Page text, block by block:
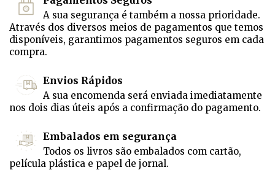
A sua segurança é também a nossa prioridade.
Através dos diversos meios de pagamentos que temos
disponíveis, garantimos pagamentos seguros em cada
compra.
Envios Rápidos
A sua encomenda será enviada imediatamente
nos dois dias úteis após a confirmação do pagamento.
Embalados em segurança
Todos os livros são embalados com cartão,
película plástica e papel de jornal.